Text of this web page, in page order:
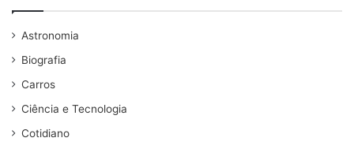
Astronomia
Biografia
Carros
Ciência e Tecnologia
Cotidiano